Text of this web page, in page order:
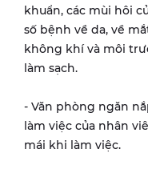
khuẩn, các mùi hôi
số bệnh về da, về
không khí và môi
làm sạch.
- Văn phòng ngăn
làm việc của nhân
mái khi làm việc.